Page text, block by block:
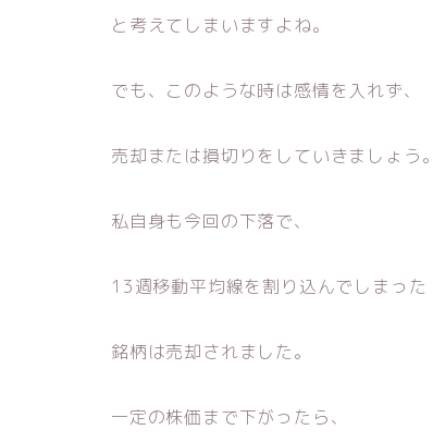
と考えてしまいますよね。
でも、このような時は感情を入れず、
売却または損切りをしていきましょう。
私自身も今回の下落で、
13週移動平均線を割り込んでしまった
銘柄は売却されました。
一定の株価まで下がったら、